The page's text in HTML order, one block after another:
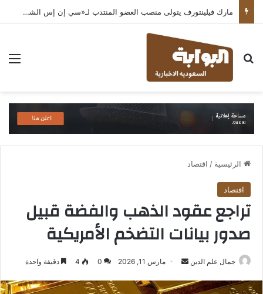
مارك فيلينتورف يتولى منصب العضو المنتدب لـ«سي إن إس الشرق الأوسط» ويشرف على شركات قطاع التكنولوجيا ضمن مجموعة غباش
بحث عن
الرئيسية / اقتصاد
اقتصاد
تراجع عقود الذهب والفضة قبيل
صدور بيانات التضخم الأمريكية
جمال علم الدين
أرسل
إلكترونيا
مارس 11, 2026 0
4 دقيقة واحدة